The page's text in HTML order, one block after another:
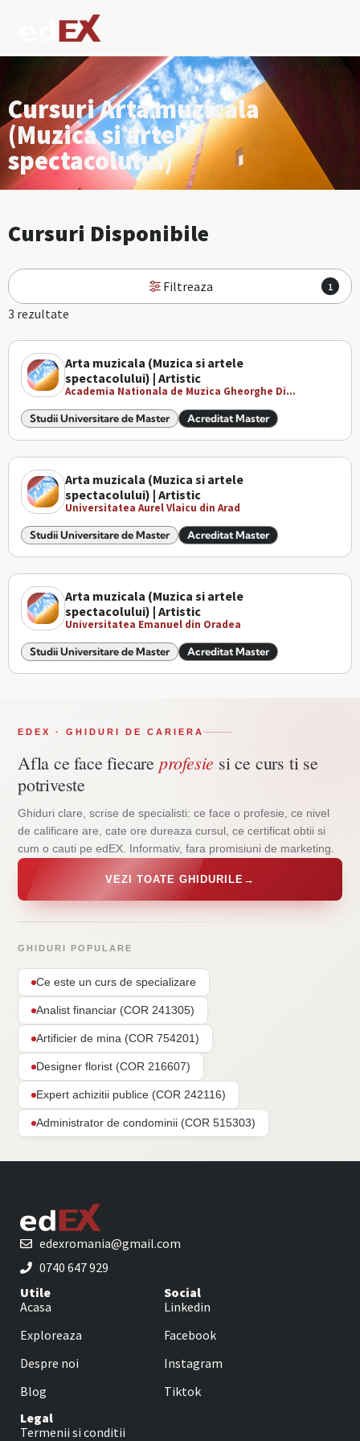
Cursuri Arta muzicala
(Muzica si artele
spectacolului)
Cursuri Disponibile
Filtreaza 1
3 rezultate
Arta muzicala (Muzica si artele
spectacolului) | Artistic
Academia Nationala de Muzica Gheorghe Di...
Studii Universitare de Master Acreditat Master
Arta muzicala (Muzica si artele
spectacolului) | Artistic
Universitatea Aurel Vlaicu din Arad
Studii Universitare de Master Acreditat Master
Arta muzicala (Muzica si artele
spectacolului) | Artistic
Universitatea Emanuel din Oradea
Studii Universitare de Master Acreditat Master
EDEX · GHIDURI DE CARIERA
Afla ce face fiecare profesie si ce curs ti se
potriveste
Ghiduri clare, scrise de specialisti: ce face o profesie, ce nivel
de calificare are, cate ore dureaza cursul, ce certificat obtii si
cum o cauti pe edEX. Informativ, fara promisiuni de marketing.
VEZI TOATE GHIDURILE →
GHIDURI POPULARE
Ce este un curs de specializare
Analist financiar (COR 241305)
Artificier de mina (COR 754201)
Designer florist (COR 216607)
Expert achizitii publice (COR 242116)
Administrator de condominii (COR 515303)
edexromania@gmail.com
0740 647 929
Utile
Acasa
Exploreaza
Despre noi
Blog
Social
Linkedin
Facebook
Instagram
Tiktok
Legal
Termenii si conditii